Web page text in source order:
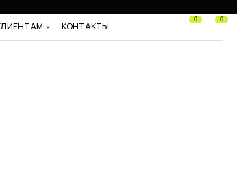
0 0
КОНТАКТЫ